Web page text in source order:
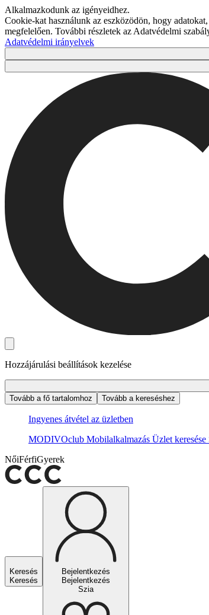
Alkalmazkodunk az igényeidhez.
Cookie-kat használunk az eszközödön, hogy
megfelelően. További részletek az Adatvédelmi
Adatvédelmi irányelvek
Hozzájárulási beállítások kezelése
Tovább a fő tartalomhoz
Tovább a kereséshez
Ingyenes átvétel az üzletben
MODIVOclub Mobilalkalmazás Üzlet keresése
NőiFérfiGyerek
Keresés
Keresés
Bejelentkezés
Bejelentkezés
Szia